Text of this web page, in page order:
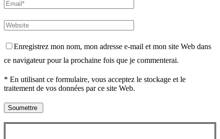
Enregistrez mon nom, mon adresse e-mail et mon site Web dans
ce navigateur pour la prochaine fois que je commenterai.
* En utilisant ce formulaire, vous acceptez le stockage et le
traitement de vos données par ce site Web.